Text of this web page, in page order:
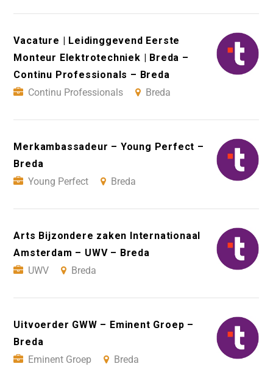
Vacature | Leidinggevend Eerste
Monteur Elektrotechniek | Breda –
Continu Professionals – Breda
Continu Professionals
Breda
Merkambassadeur – Young Perfect –
Breda
Young Perfect
Breda
Arts Bijzondere zaken Internationaal
Amsterdam – UWV – Breda
UWV
Breda
Uitvoerder GWW – Eminent Groep –
Breda
Eminent Groep
Breda